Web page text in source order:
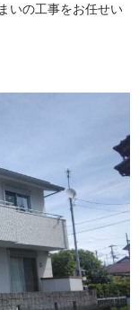
いの工事をお任せい